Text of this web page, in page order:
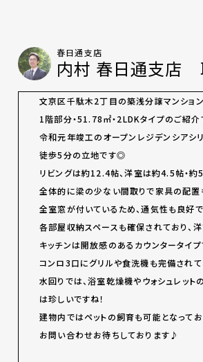
春日通支店
内村 春日通支店
文京区千駄木2丁目の築浅分譲マンション
1階部分・51.78㎡・2LDKタイプのご紹介
令和元年竣工のオープンレジデンシアシ
徒歩5分の立地です◎
リビングは約12.4帖、洋室は約4.5帖・約
全体的に梁の少ない間取りで家具の配
全室窓が付いているため、通気性も良好で
各部屋収納スペースも確保されており、
キッチンは開放感のあるカウンタータイプ
コンロ3口にグリルや食洗機も完備され
水回りでは、浴室乾燥機やウォシュレット
は珍しいですね！
建物内ではペットの飼育も可能となってお
お問い合わせお待ちしております♪